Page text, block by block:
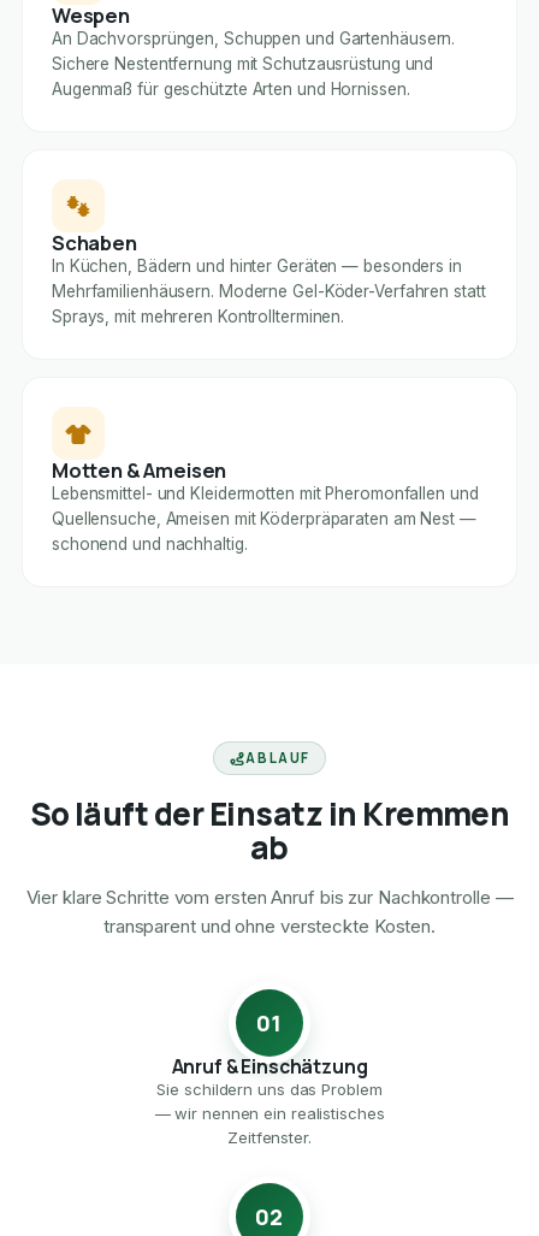
Wespen
An Dachvorsprüngen, Schuppen und Gartenhäusern.
Sichere Nestentfernung mit Schutzausrüstung und
Augenmaß für geschützte Arten und Hornissen.
Schaben
In Küchen, Bädern und hinter Geräten — besonders in
Mehrfamilienhäusern. Moderne Gel-Köder-Verfahren statt
Sprays, mit mehreren Kontrollterminen.
Motten & Ameisen
Lebensmittel- und Kleidermotten mit Pheromonfallen und
Quellensuche, Ameisen mit Köderpräparaten am Nest —
schonend und nachhaltig.
ABLAUF
So läuft der Einsatz in Kremmen
ab
Vier klare Schritte vom ersten Anruf bis zur Nachkontrolle —
transparent und ohne versteckte Kosten.
01
Anruf & Einschätzung
Sie schildern uns das Problem
— wir nennen ein realistisches
Zeitfenster.
02